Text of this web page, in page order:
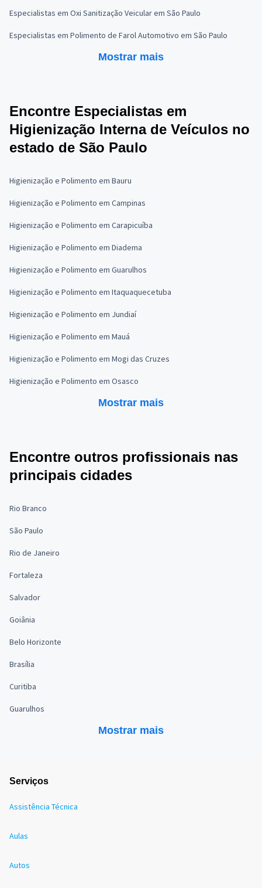
Especialistas em Oxi Sanitização Veicular em São Paulo
Especialistas em Polimento de Farol Automotivo em São Paulo
Mostrar mais
Encontre Especialistas em
Higienização Interna de Veículos no
estado de São Paulo
Higienização e Polimento em Bauru
Higienização e Polimento em Campinas
Higienização e Polimento em Carapicuíba
Higienização e Polimento em Diadema
Higienização e Polimento em Guarulhos
Higienização e Polimento em Itaquaquecetuba
Higienização e Polimento em Jundiaí
Higienização e Polimento em Mauá
Higienização e Polimento em Mogi das Cruzes
Higienização e Polimento em Osasco
Mostrar mais
Encontre outros profissionais nas
principais cidades
Rio Branco
São Paulo
Rio de Janeiro
Fortaleza
Salvador
Goiânia
Belo Horizonte
Brasília
Curitiba
Guarulhos
Mostrar mais
Serviços
Assistência Técnica
Aulas
Autos